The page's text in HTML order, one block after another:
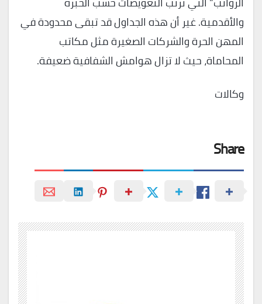
والأقدمية. غير أن هذه الجداول قد تبقى محدودة في
المهن الحرة والشركات الصغيرة مثل مكاتب
المحاماة، حيث لا تزال هوامش الشفافية ضعيفة.
وكالات
Share